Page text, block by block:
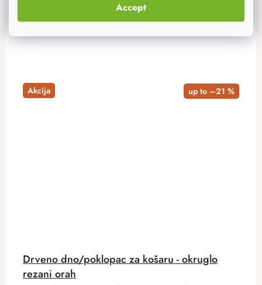
Accept
ADD TO CART
Akcija up to –21 %
Drveno dno/poklopac za košaru - okruglo
rezani orah